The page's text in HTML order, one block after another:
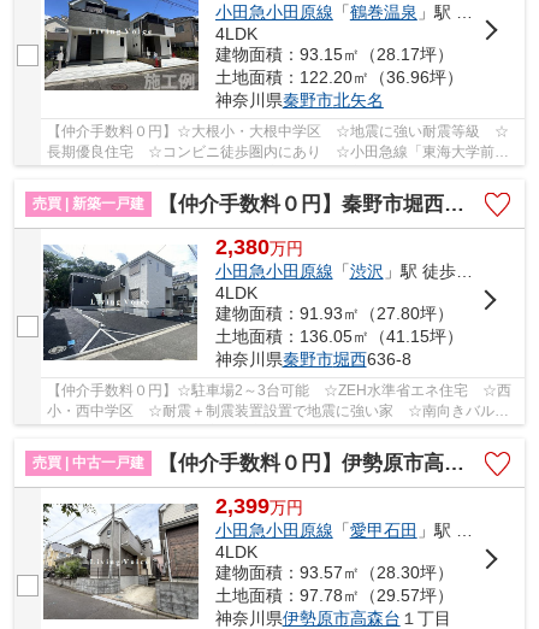
小田急小田原線 「鶴巻温泉 」駅 徒歩25分
4LDK
建物面積：93.15㎡（28.17坪）
土地面積：122.20㎡（36.96坪）
神奈川県秦野市北矢名
【仲介手数料０円】☆大根小・大根中学区 ☆地震に強い耐震等級 ☆
長期優良住宅 ☆コンビニ徒歩圏内にあり ☆小田急線「東海大学前」
駅徒歩13分の好立地 ☆閑静な住宅街♪ 【秦野市の新...
売買 | 新築一戸建
【仲介手数料０円】秦野市堀西第24 新築一戸建て 全2棟
2,380万円
小田急小田原線 「渋沢 」駅 徒歩19分
4LDK
建物面積：91.93㎡（27.80坪）
土地面積：136.05㎡（41.15坪）
神奈川県秦野市堀西636-8
【仲介手数料０円】☆駐車場2～3台可能 ☆ZEH水準省エネ住宅 ☆西
小・西中学区 ☆耐震＋制震装置設置で地震に強い家 ☆南向きバルコ
ニー陽当り良好 ☆全居室収納完備 ☆南側に庭スペー...
売買 | 中古一戸建
【仲介手数料０円】伊勢原市高森台1丁目 中古一戸建て
2,399万円
小田急小田原線 「愛甲石田 」駅 徒歩19分
4LDK
建物面積：93.57㎡（28.30坪）
土地面積：97.78㎡（29.57坪）
神奈川県伊勢原市高森台 １丁目